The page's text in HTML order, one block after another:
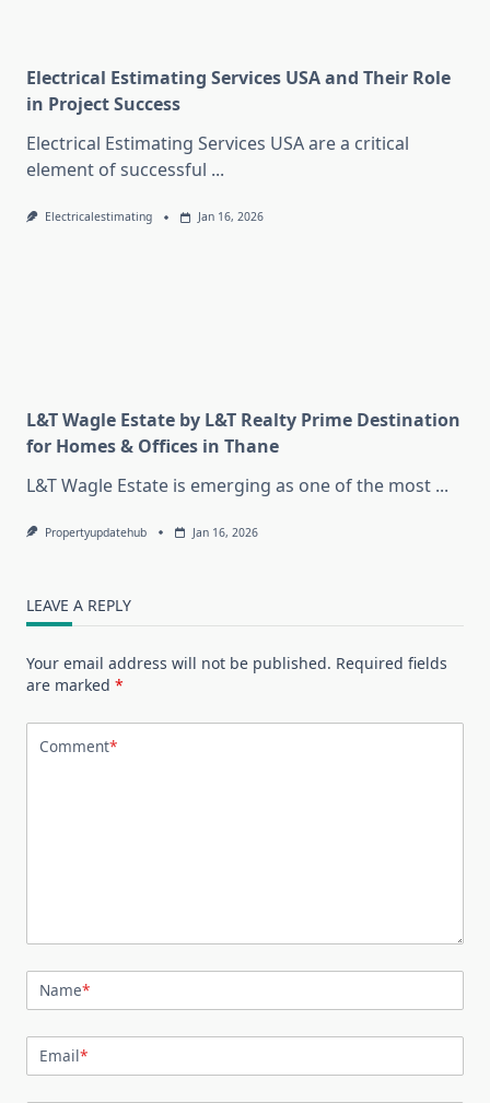
Electrical Estimating Services USA and Their Role
in Project Success
Electrical Estimating Services USA are a critical
element of successful ...
Electricalestimating Jan 16, 2026
L&T Wagle Estate by L&T Realty Prime Destination
for Homes & Offices in Thane
L&T Wagle Estate is emerging as one of the most ...
Propertyupdatehub Jan 16, 2026
LEAVE A REPLY
Your email address will not be published. Required fields
are marked *
Comment*
Name*
Email*